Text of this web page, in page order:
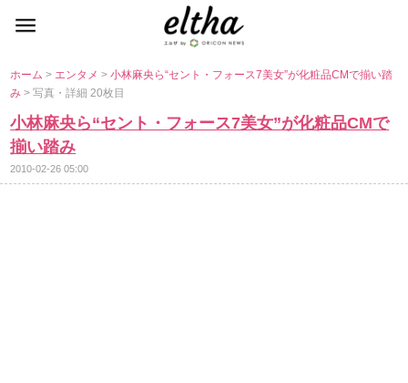
ホーム> エンタメ>小林麻央ら“セント・フォース7美女”が化粧品CMで揃い踏
み> 写真・詳細 20枚目
小林麻央ら“セント・フォース7美女”が化粧品CMで
揃い踏み
2010-02-26 05:00